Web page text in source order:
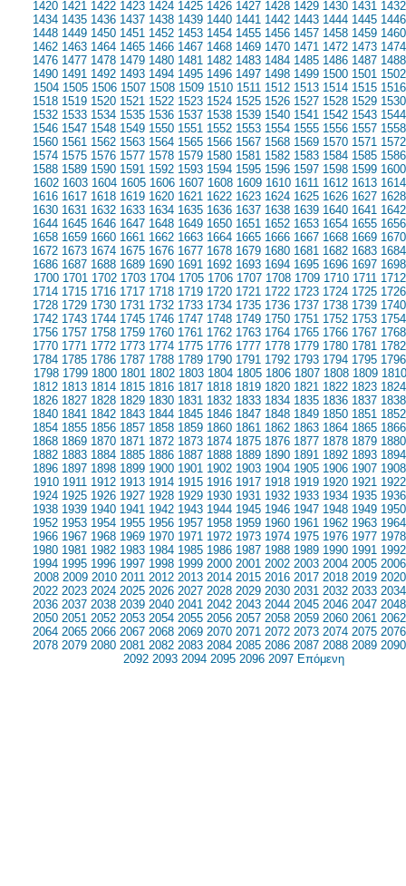
1420 1421 1422 1423 1424 1425 1426 1427 1428 1429 1430 1431 1432
1434 1435 1436 1437 1438 1439 1440 1441 1442 1443 1444 1445 1446
1448 1449 1450 1451 1452 1453 1454 1455 1456 1457 1458 1459 1460
1462 1463 1464 1465 1466 1467 1468 1469 1470 1471 1472 1473 1474
1476 1477 1478 1479 1480 1481 1482 1483 1484 1485 1486 1487 1488
1490 1491 1492 1493 1494 1495 1496 1497 1498 1499 1500 1501 1502
1504 1505 1506 1507 1508 1509 1510 1511 1512 1513 1514 1515 1516
1518 1519 1520 1521 1522 1523 1524 1525 1526 1527 1528 1529 1530
1532 1533 1534 1535 1536 1537 1538 1539 1540 1541 1542 1543 1544
1546 1547 1548 1549 1550 1551 1552 1553 1554 1555 1556 1557 1558
1560 1561 1562 1563 1564 1565 1566 1567 1568 1569 1570 1571 1572
1574 1575 1576 1577 1578 1579 1580 1581 1582 1583 1584 1585 1586
1588 1589 1590 1591 1592 1593 1594 1595 1596 1597 1598 1599 1600
1602 1603 1604 1605 1606 1607 1608 1609 1610 1611 1612 1613 1614
1616 1617 1618 1619 1620 1621 1622 1623 1624 1625 1626 1627 1628
1630 1631 1632 1633 1634 1635 1636 1637 1638 1639 1640 1641 1642
1644 1645 1646 1647 1648 1649 1650 1651 1652 1653 1654 1655 1656
1658 1659 1660 1661 1662 1663 1664 1665 1666 1667 1668 1669 1670
1672 1673 1674 1675 1676 1677 1678 1679 1680 1681 1682 1683 1684
1686 1687 1688 1689 1690 1691 1692 1693 1694 1695 1696 1697 1698
1700 1701 1702 1703 1704 1705 1706 1707 1708 1709 1710 1711 1712
1714 1715 1716 1717 1718 1719 1720 1721 1722 1723 1724 1725 1726
1728 1729 1730 1731 1732 1733 1734 1735 1736 1737 1738 1739 1740
1742 1743 1744 1745 1746 1747 1748 1749 1750 1751 1752 1753 1754
1756 1757 1758 1759 1760 1761 1762 1763 1764 1765 1766 1767 1768
1770 1771 1772 1773 1774 1775 1776 1777 1778 1779 1780 1781 1782
1784 1785 1786 1787 1788 1789 1790 1791 1792 1793 1794 1795 1796
1798 1799 1800 1801 1802 1803 1804 1805 1806 1807 1808 1809 1810
1812 1813 1814 1815 1816 1817 1818 1819 1820 1821 1822 1823 1824
1826 1827 1828 1829 1830 1831 1832 1833 1834 1835 1836 1837 1838
1840 1841 1842 1843 1844 1845 1846 1847 1848 1849 1850 1851 1852
1854 1855 1856 1857 1858 1859 1860 1861 1862 1863 1864 1865 1866
1868 1869 1870 1871 1872 1873 1874 1875 1876 1877 1878 1879 1880
1882 1883 1884 1885 1886 1887 1888 1889 1890 1891 1892 1893 1894
1896 1897 1898 1899 1900 1901 1902 1903 1904 1905 1906 1907 1908
1910 1911 1912 1913 1914 1915 1916 1917 1918 1919 1920 1921 1922
1924 1925 1926 1927 1928 1929 1930 1931 1932 1933 1934 1935 1936
1938 1939 1940 1941 1942 1943 1944 1945 1946 1947 1948 1949 1950
1952 1953 1954 1955 1956 1957 1958 1959 1960 1961 1962 1963 1964
1966 1967 1968 1969 1970 1971 1972 1973 1974 1975 1976 1977 1978
1980 1981 1982 1983 1984 1985 1986 1987 1988 1989 1990 1991 1992
1994 1995 1996 1997 1998 1999 2000 2001 2002 2003 2004 2005 2006
2008 2009 2010 2011 2012 2013 2014 2015 2016 2017 2018 2019 2020
2022 2023 2024 2025 2026 2027 2028 2029 2030 2031 2032 2033 2034
2036 2037 2038 2039 2040 2041 2042 2043 2044 2045 2046 2047 2048
2050 2051 2052 2053 2054 2055 2056 2057 2058 2059 2060 2061 2062
2064 2065 2066 2067 2068 2069 2070 2071 2072 2073 2074 2075 2076
2078 2079 2080 2081 2082 2083 2084 2085 2086 2087 2088 2089 2090
2092 2093 2094 2095 2096 2097 Επόμενη